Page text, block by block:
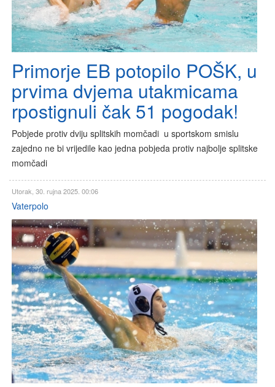
Primorje EB potopilo POŠK, u
prvima dvjema utakmicama
rpostignuli čak 51 pogodak!
Pobjede protiv dviju splitskih momčadi u sportskom smislu
zajedno ne bi vrijedile kao jedna pobjeda protiv najbolje splitske
momčadi
Utorak, 30. rujna 2025. 00:06
Vaterpolo